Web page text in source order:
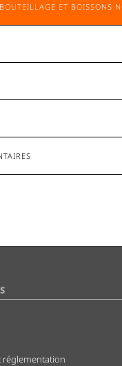
ET BOISSONS
réglementation